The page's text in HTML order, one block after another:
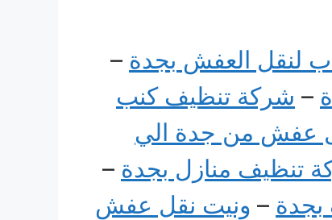
لنقل العفش بجدة –
– شركة تنظيف كنب
عفش من جدة الي
تنظيف منازل بجدة –
– ونيت نقل عفش